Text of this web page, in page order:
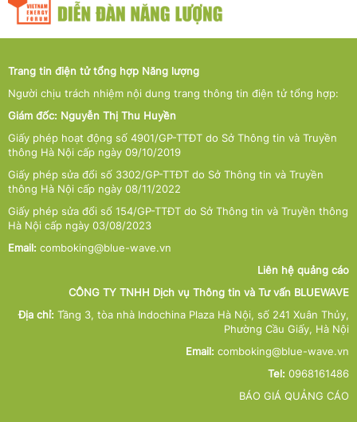
Trang tin điện tử tổng hợp Năng lượng
Người chịu trách nhiệm nội dung trang thông tin điện tử tổng hợp:
Giám đốc: Nguyễn Thị Thu Huyền
Giấy phép hoạt động số 4901/GP-TTĐT do Sở Thông tin và Truyền
thông Hà Nội cấp ngày 09/10/2019
Giấy phép sửa đổi số 3302/GP-TTĐT do Sở Thông tin và Truyền
thông Hà Nội cấp ngày 08/11/2022
Giấy phép sửa đổi số 154/GP-TTĐT do Sở Thông tin và Truyền thông
Hà Nội cấp ngày 03/08/2023
Email: comboking@blue-wave.vn
Liên hệ quảng cáo
CÔNG TY TNHH Dịch vụ Thông tin và Tư vấn BLUEWAVE
Địa chỉ: Tầng 3, tòa nhà Indochina Plaza Hà Nội, số 241 Xuân Thủy,
Phường Cầu Giấy, Hà Nội
Email: comboking@blue-wave.vn
Tel: 0968161486
BÁO GIÁ QUẢNG CÁO